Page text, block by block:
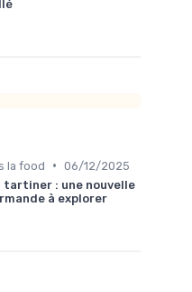
la food • 06/12/2025
tartiner : une nouvelle
à explorer